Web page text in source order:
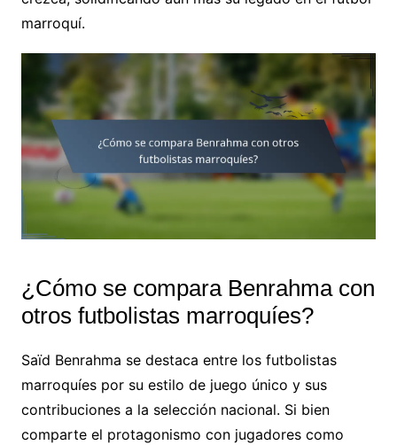
marroquí.
¿Cómo se compara Benrahma con
otros futbolistas marroquíes?
Saïd Benrahma se destaca entre los futbolistas
marroquíes por su estilo de juego único y sus
contribuciones a la selección nacional. Si bien
comparte el protagonismo con jugadores como